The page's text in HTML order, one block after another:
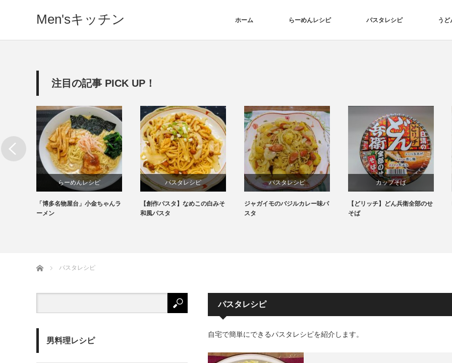
Men'sキッチン ホーム らーめんレシピ パスタレシピ う
注目の記事 PICK UP！
らーめんレシピ
インスタント
「博多名物屋台」小金ちゃんラ
ーメン
パスタレシピ
【創作パスタ】なめこの白みそ
和風パスタ
パスタレシピ
ジャガイモのバジルカレー味パ
スタ
カップそば
【どリッチ】どん兵衛全部のせ
そば
ホーム パスタレシピ
パスタレシピ
自宅で簡単にできるパスタレシピを紹介します。
男料理レシピ